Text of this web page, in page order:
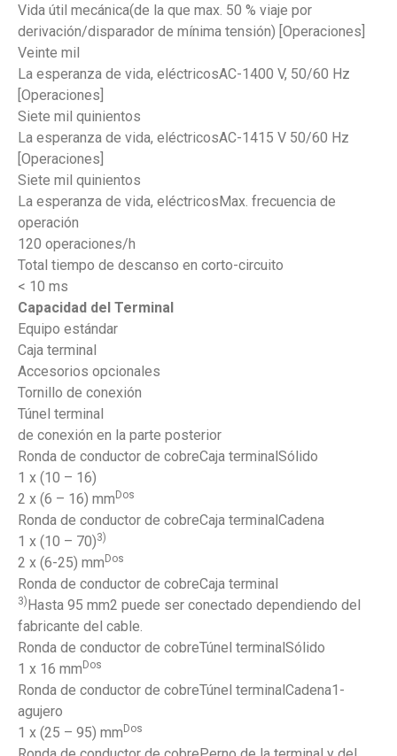
Vida útil mecánica(de la que max. 50 % viaje por
derivación/disparador de mínima tensión) [Operaciones]
Veinte mil
La esperanza de vida, eléctricosAC-1400 V, 50/60 Hz
[Operaciones]
Siete mil quinientos
La esperanza de vida, eléctricosAC-1415 V 50/60 Hz
[Operaciones]
Siete mil quinientos
La esperanza de vida, eléctricosMax. frecuencia de
operación
120 operaciones/h
Total tiempo de descanso en corto-circuito
< 10 ms
Capacidad del Terminal
Equipo estándar
Caja terminal
Accesorios opcionales
Tornillo de conexión
Túnel terminal
de conexión en la parte posterior
Ronda de conductor de cobreCaja terminalSólido
1 x (10 – 16)
2 x (6 – 16) mm Dos
Ronda de conductor de cobreCaja terminalCadena
1 x (10 – 70)3)
2 x (6-25) mm Dos
Ronda de conductor de cobreCaja terminal
3)Hasta 95 mm2 puede ser conectado dependiendo del
fabricante del cable.
Ronda de conductor de cobreTúnel terminalSólido
1 x 16 mm Dos
Ronda de conductor de cobreTúnel terminalCadena1-
agujero
1 x (25 – 95) mm Dos